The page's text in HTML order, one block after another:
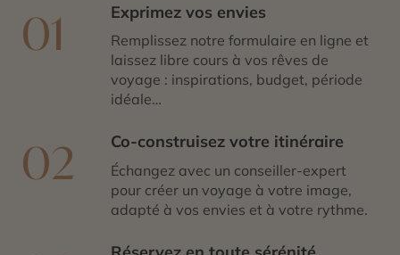
montagne Diamond Hill ou encore Inagh Valley, vallée
fort agréable et complètement inhabitée, idéale pour un
dépaysement total.
01 Exprimez vos envies
Remplissez notre formulaire en ligne et
laissez libre cours à vos rêves de
voyage : inspirations, budget, période
idéale…
02 Co-construisez votre itinéraire
Échangez avec un conseiller-expert
pour créer un voyage à votre image,
adapté à vos envies et à votre rythme.